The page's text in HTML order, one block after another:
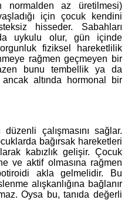
normalden az üretilmesi)
için çocuk kendini
hisseder. Sabahları
uykulu olur, gün içinde
fiziksel hareketlilik
rağmen geçmeyen bir
bunu tembellik ya da
altında hormonal bir
düzenli çalışmasını sağlar.
bağırsak hareketleri
kabızlık gelişir. Çocuk
ve aktif olmasına rağmen
akla gelmelidir. Bu
alışkanlığına bağlanır
Oysa bu, tanıda değerli